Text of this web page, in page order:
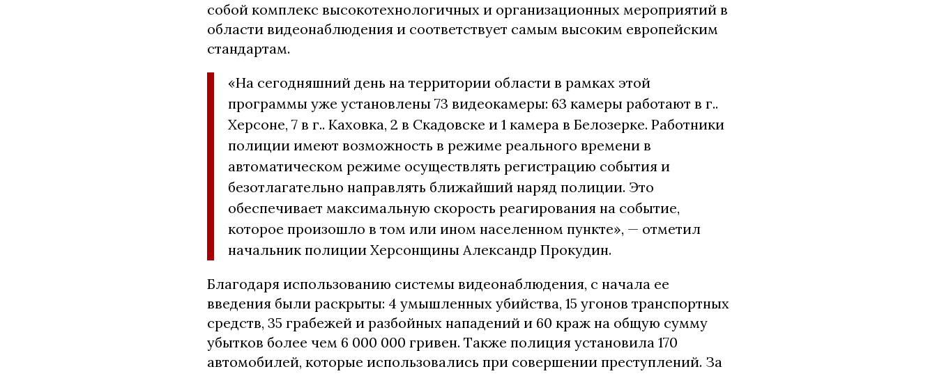
собой комплекс высокотехнологичных и организационных мероприятий в
области видеонаблюдения и соответствует самым высоким европейским
стандартам.
«На сегодняшний день на территории области в рамках этой
программы уже установлены 73 видеокамеры: 63 камеры работают в г..
Херсоне, 7 в г.. Каховка, 2 в Скадовске и 1 камера в Белозерке. Работники
полиции имеют возможность в режиме реального времени в
автоматическом режиме осуществлять регистрацию события и
безотлагательно направлять ближайший наряд полиции. Это
обеспечивает максимальную скорость реагирования на событие,
которое произошло в том или ином населенном пункте», — отметил
начальник полиции Херсонщины Александр Прокудин.
Благодаря использованию системы видеонаблюдения, с начала ее
введения были раскрыты: 4 умышленных убийства, 15 угонов транспортных
средств, 35 грабежей и разбойных нападений и 60 краж на общую сумму
убытков более чем 6 000 000 гривен. Также полиция установила 170
автомобилей, которые использовались при совершении преступлений. За